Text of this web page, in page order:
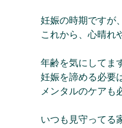
妊娠の時期ですが
これから、心晴れ
年齢を気にしてま
妊娠を諦める必要
メンタルのケアも
いつも見守ってる